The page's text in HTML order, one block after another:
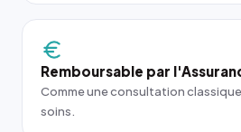
Remboursable par
Comme une consultation
soins.